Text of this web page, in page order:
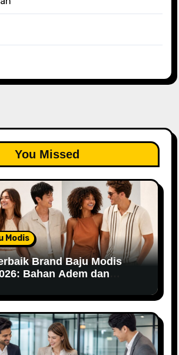
You Missed
Modis
Brand Baju Modis
Bahan Adem dan